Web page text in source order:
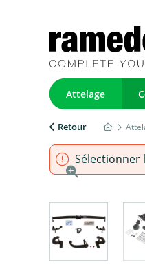
Attelage
Retour
Sélectionner